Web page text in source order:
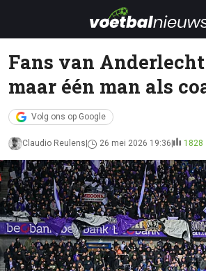
Fans van
maar één man als
Volg ons op Google
Claudio Reulens 26 mei 2026 19:36 1828